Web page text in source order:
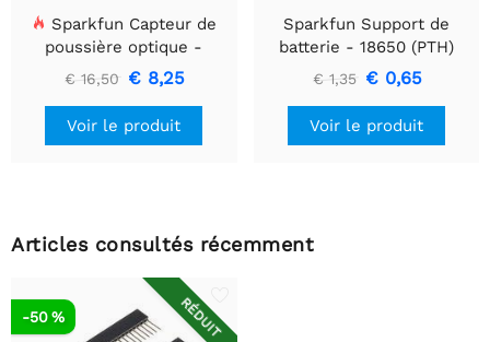
Sparkfun Capteur de
poussière optique -
GP2Y1010AU0F
€ 16,50 € 8,25
Voir le produit
Sparkfun Support de
batterie - 18650 (PTH)
€ 1,35 € 0,65
Voir le produit
Articles consultés récemment
RÉDUIT
-50 %